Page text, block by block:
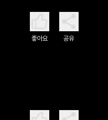
좋아요 공유